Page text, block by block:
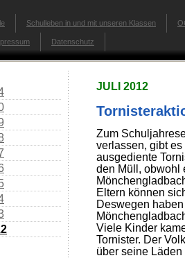
Schulleben in und mit unseren Klassen
Datenschutz
JULI 2012
Zum
verlassen, gibt
ausgediente
den Müll, obwohl
Eltern können
Deswegen
Viele Kinder
Tornister. Der
über seine